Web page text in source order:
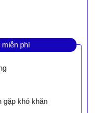
miễn phí
gặp khó khăn